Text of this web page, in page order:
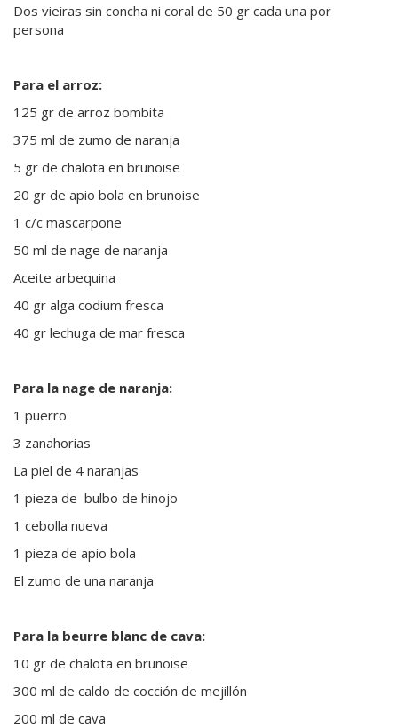
Dos vieiras sin concha ni coral de 50 gr cada una por
persona
Para el arroz:
125 gr de arroz bombita
375 ml de zumo de naranja
5 gr de chalota en brunoise
20 gr de apio bola en brunoise
1 c/c mascarpone
50 ml de nage de naranja
Aceite arbequina
40 gr alga codium fresca
40 gr lechuga de mar fresca
Para la nage de naranja:
1 puerro
3 zanahorias
La piel de 4 naranjas
1 pieza de bulbo de hinojo
1 cebolla nueva
1 pieza de apio bola
El zumo de una naranja
Para la beurre blanc de cava:
10 gr de chalota en brunoise
300 ml de caldo de cocción de mejillón
200 ml de cava